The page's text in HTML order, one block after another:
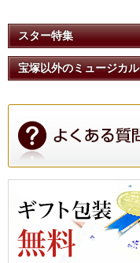
スター特集
宝塚以外のミュージカル